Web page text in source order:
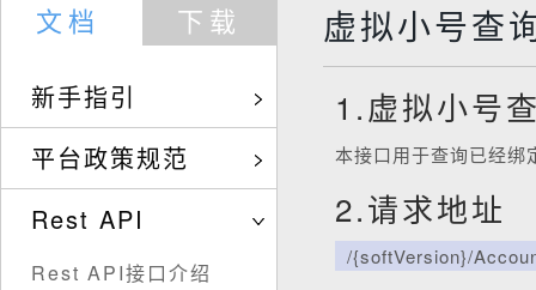
文档 下载
新手指引
平台政策规范
Rest API
Rest API接口介绍
虚拟小号查
1.虚拟小号
本接口用于查询已经绑
2.请求地址
/{softVersion}/